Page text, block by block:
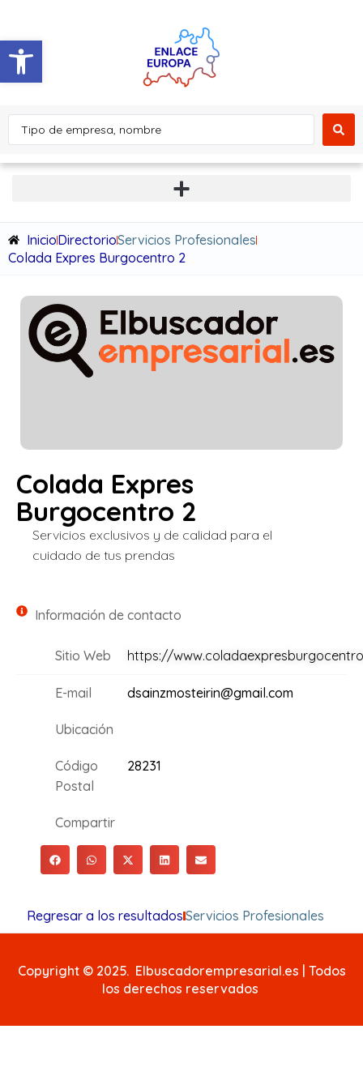
Abrir barra de herramientas
InicioDirectorioServicios Profesionales
Colada Expres Burgocentro 2
Colada Expres
Burgocentro 2
Servicios exclusivos y de calidad para el
cuidado de tus prendas
Información de contacto
Sitio Web https://
E-mail dsainzmosteirin@gmail.com
Ubicación
Código
Postal
28231
Compartir
Regresar a los resultadosServicios Profesionales
Copyright © 2025. Elbuscadorempresarial.es | Todos
los derechos reservados